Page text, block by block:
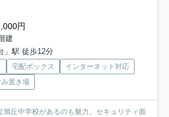
円
建
」駅 徒歩12分
宅配ボックス
インターネット対応
置き場
旭丘中学校があるのも魅力。セキュリティ面